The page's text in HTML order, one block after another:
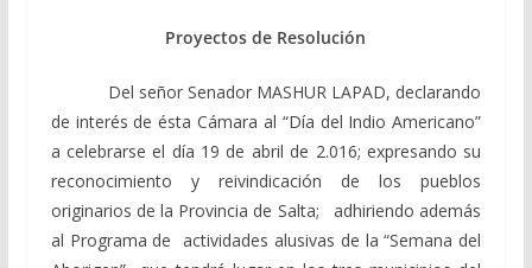
Proyectos de Resolución
Del señor Senador MASHUR LAPAD, declarando
de interés de ésta Cámara al “Día del Indio Americano”
a celebrarse el día 19 de abril de 2.016; expresando su
reconocimiento y reivindicación de los pueblos
originarios de la Provincia de Salta; adhiriendo además
al Programa de actividades alusivas de la “Semana del